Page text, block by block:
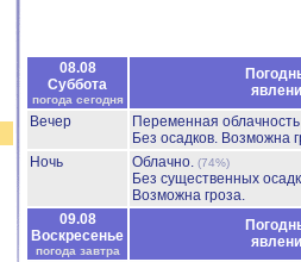
08.08
Суббота
погода сегодня
Вечер
Переменная
Без осадков. Возможна
Ночь
Облачно. (74%)
Без существенных
Возможна гроза.
09.08
Воскресенье
погода завтра